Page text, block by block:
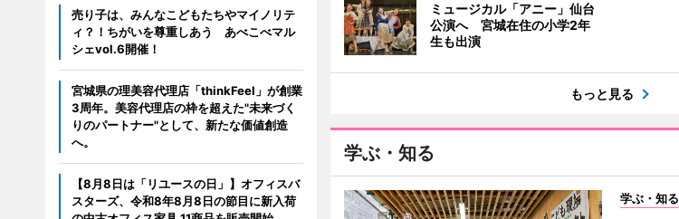
ミュージカル「アニー」仙台
公演へ 宮城在住の小学2年
生も出演
もっと見る
学ぶ・知る
学ぶ・知る
売り子は、みんなこどもたちやマイノリテ
ィ？！ちがいを尊重しあう あべこべマル
シェvol.6開催！
宮城県の理美容代理店「thinkFeel」が創業
3周年。美容代理店の枠を超えた"未来づく
りのパートナー"として、新たな価値創造
へ。
【8月8日は「リユースの日」】オフィスバ
スターズ、令和8年8月8日の節目に新入荷